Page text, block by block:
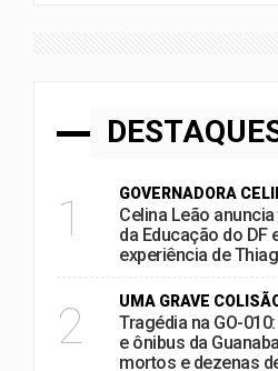
1 GOVERNADORA
Celina Leão
da Educação do DF
experiência de
2 UMA GRAVE
Tragédia na GO-
e ônibus da
mortos e dezenas